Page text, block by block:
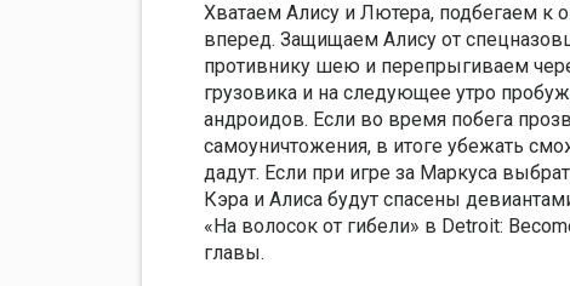
Хватаем Алису и Лютера, подбегаем к
вперед. Защищаем Алису от
противнику шею и перепрыгиваем
грузовика и на следующее утро
андроидов. Если во время побега
самоуничтожения, в итоге убежать
дадут. Если при игре за Маркуса
Кэра и Алиса будут спасены
«На волосок от гибели» в Detroit:
главы.